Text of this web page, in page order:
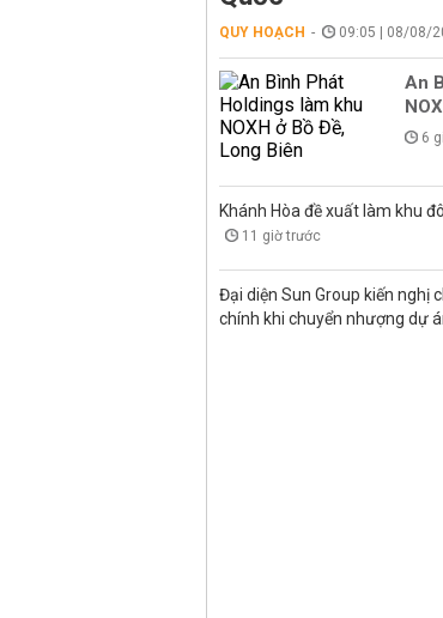
QUY HOẠCH 09:05 | 08/08/
An
6
Khánh Hòa đề xuất làm khu
11 giờ trước
Đại diện Sun Group kiến nghị
chính khi chuyển nhượng dự